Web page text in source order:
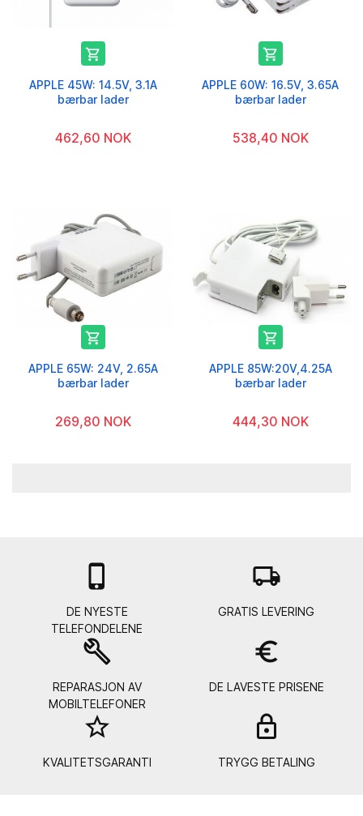

APPLE 45W: 14.5V, 3.1A
bærbar lader
462,60 NOK

APPLE 60W: 16.5V, 3.65A
bærbar lader
538,40 NOK

APPLE 65W: 24V, 2.65A
bærbar lader
269,80 NOK

APPLE 85W:20V,4.25A
bærbar lader
444,30 NOK

DE NYESTE
TELEFONDELENE
local_shipping
GRATIS LEVERING
build
REPARASJON AV
MOBILTELEFONER
euro_symbol
DE LAVESTE PRISENE
star_border
KVALITETSGARANTI TRYGG BETALING